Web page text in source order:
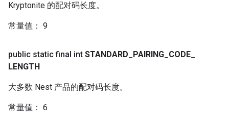
Kryptonite 的配对码长度。
常量值 ： 9
public static final int STANDARD PAIRING CODE
LENGTH
大多数 Nest 产品的配对码长度。
常量值 ： 6